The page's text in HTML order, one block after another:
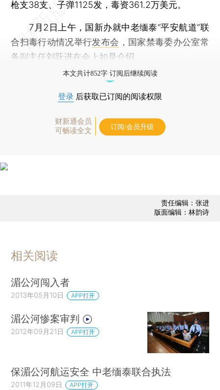
枪支38支、子弹1125发，毒资361.2万美元。
7月2日上午，国新办就中老缅泰“平安航道”联
合扫毒行动情况举行发布会 ，国家禁毒委办公室常
务副主任刘跃进在会上如是介绍。
本文共计852字 订阅后继续阅读
登录 后获取已订阅的阅读权限
财新通会员
可畅读全文
订阅/会员升级
责任编辑：张进
版面编辑：林韵诗
相关阅读
湄公河闯入者
2013年05月10日 APP打开
湄公河惨案审判
2012年09月21日 APP打开
保湄公河航运安全 中老缅泰联合执法
2011年12月09日 APP打开